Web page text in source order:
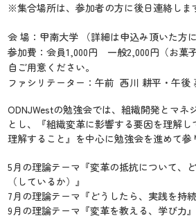
※集合場所は、参加者の方に後日連絡しま
会 場：甲南大学 （詳細は申込み頂いた方
参加費：会員1,000円 一般2,000円（お
自ご用意ください。
ファシリテーター：午前 西川 耕平・午後
ODNJWestの勉強会では、組織開発とマネ
とし、『組織変革に影響する要因を理解
理解すること』を中心に勉強会を進めて参
5月の理論テーマ『変革の抵抗について、
（しているか）』
7月の理論テーマ『どうしたら、実践を持続
9月の理論テーマ『変革を教える、学び力』